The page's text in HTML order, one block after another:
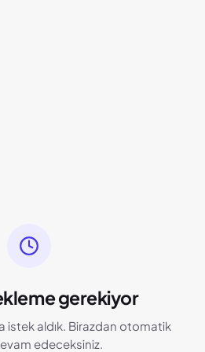
gerekiyor
istek aldık. Birazdan otomatik
edeceksiniz.